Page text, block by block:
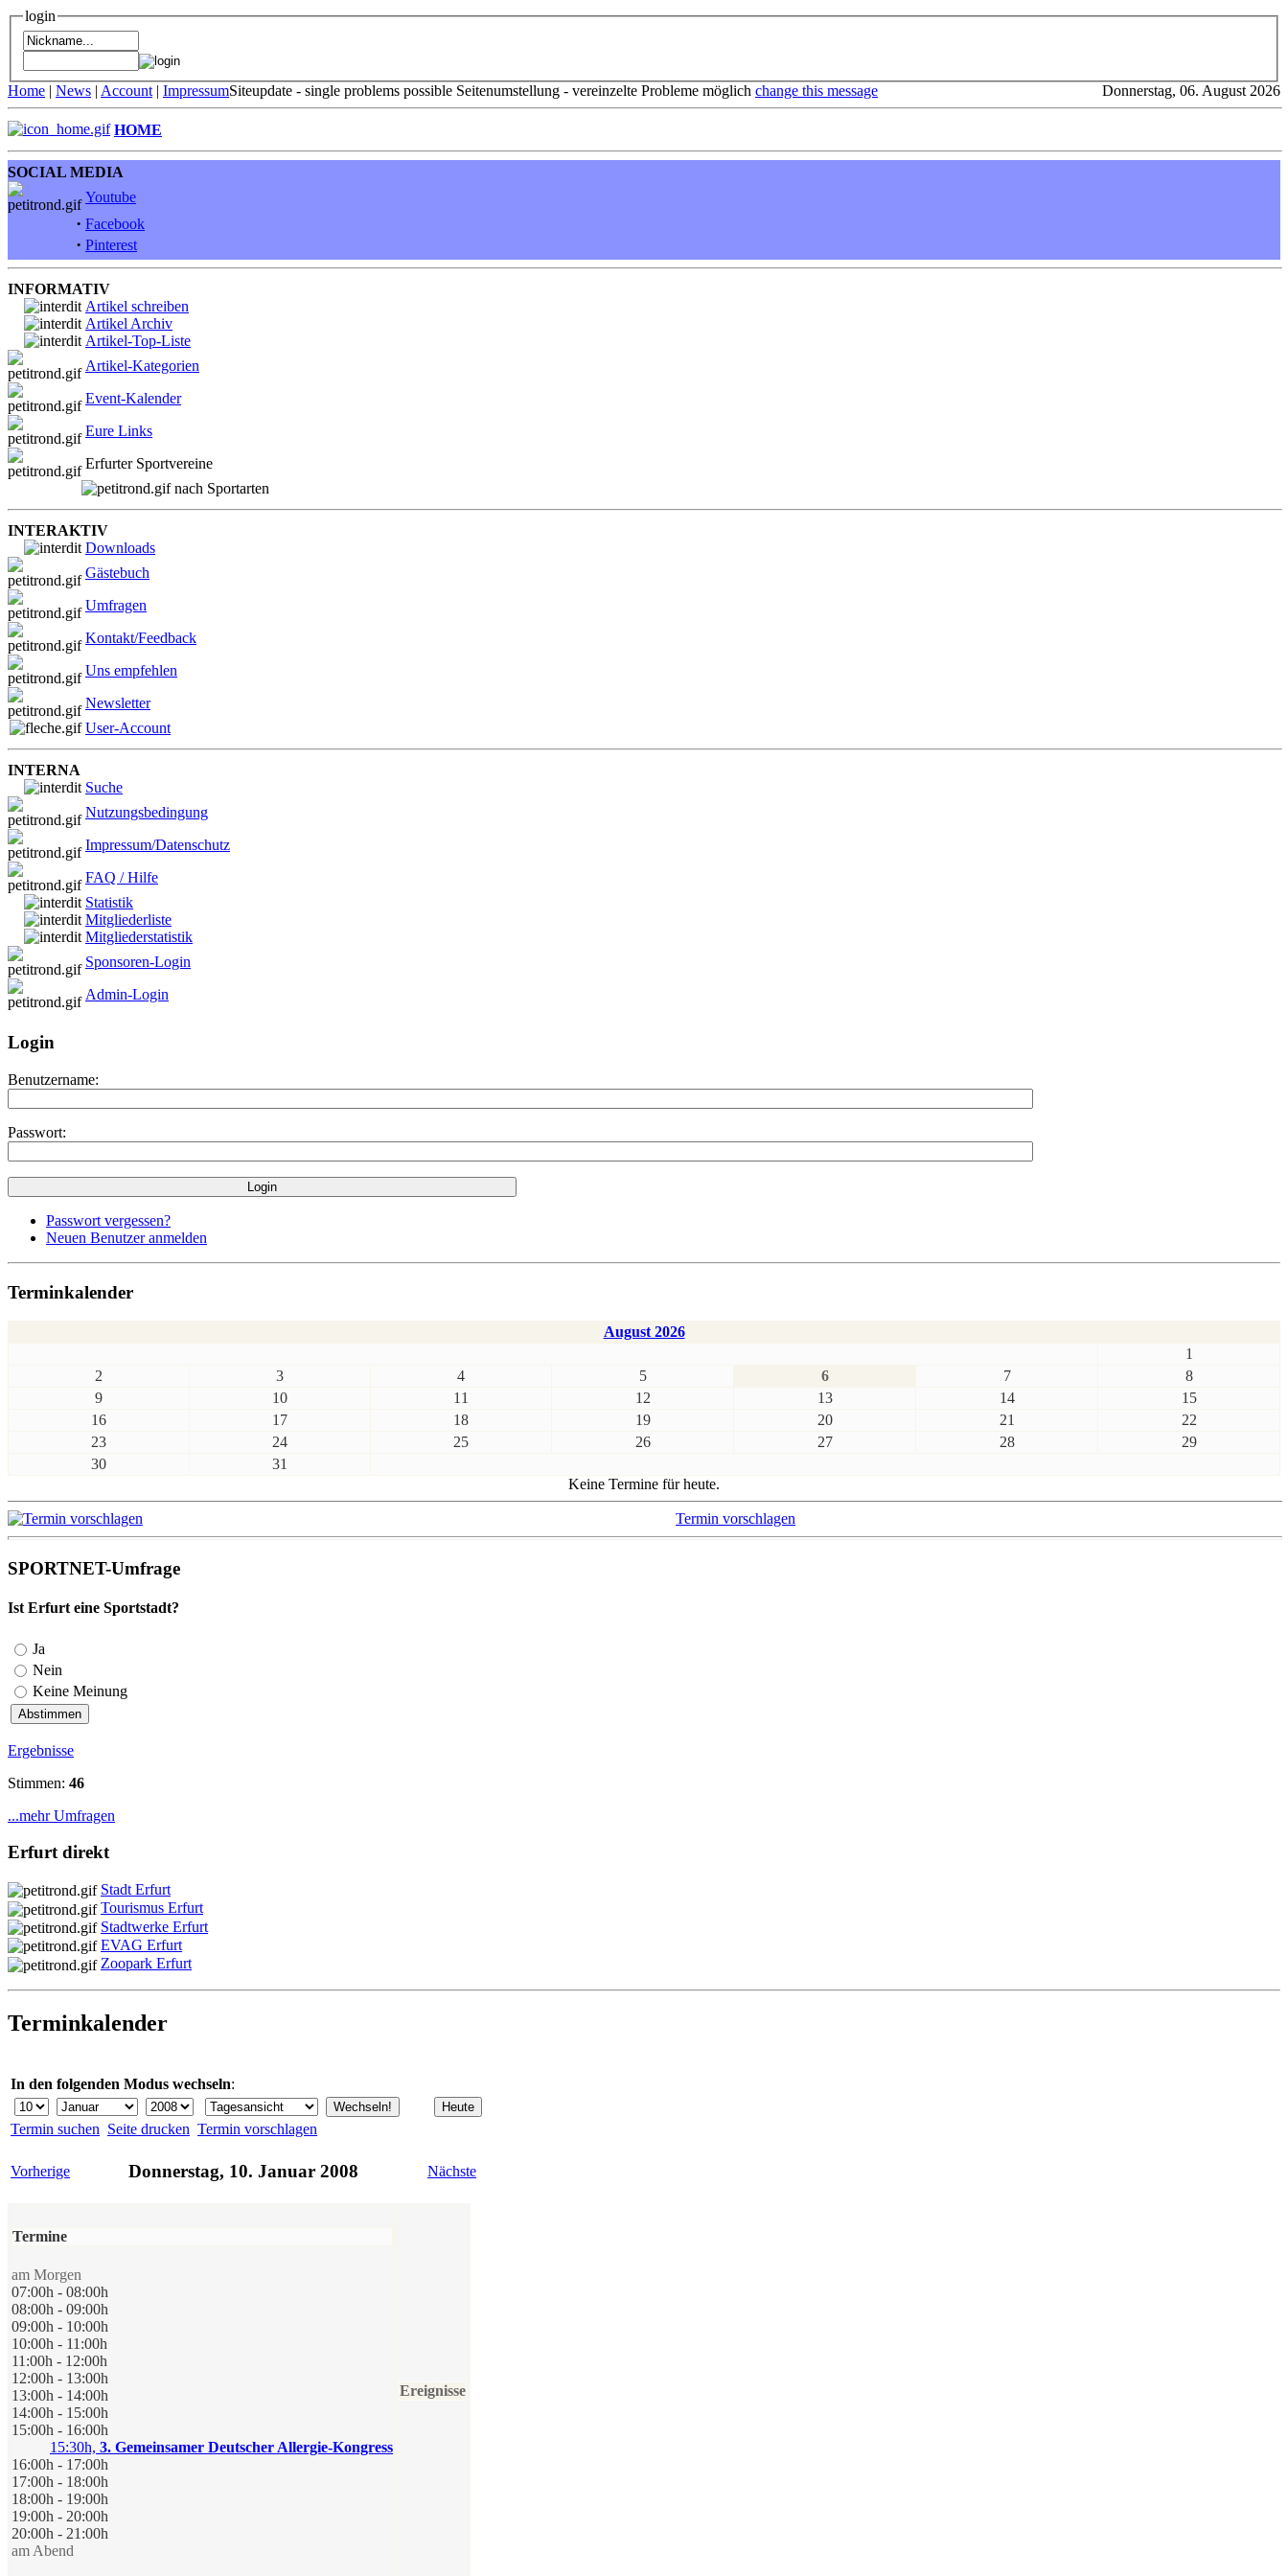
login
Home | News | Account | Impressum Donnerstag, 06. August 2026
Siteupdate - single problems possible Seitenumstellung - vereinzelte Probleme möglich change this message
HOME
SOCIAL MEDIA
Youtube
· Facebook
· Pinterest
INFORMATIV
Artikel schreiben
Artikel Archiv
Artikel-Top-Liste
Artikel-Kategorien
Event-Kalender
Eure Links
Erfurter Sportvereine
nach Sportarten
INTERAKTIV
Downloads
Gästebuch
Umfragen
Kontakt/Feedback
Uns empfehlen
Newsletter
User-Account
INTERNA
Suche
Nutzungsbedingung
Impressum/Datenschutz
FAQ / Hilfe
Statistik
Mitgliederliste
Mitgliederstatistik
Sponsoren-Login
Admin-Login
Login
Benutzername:
Passwort:
Passwort vergessen?
Neuen Benutzer anmelden
Terminkalender
August 2026
1
2
3 4 5 6 7
8
9
10 11 12 13 14
15
16
17 18 19 20 21
22
23
24 25 26 27 28
29
30
31
Keine Termine für heute.
Termin vorschlagen
SPORTNET-Umfrage
Ist Erfurt eine Sportstadt?
Ja
Nein
Keine Meinung
Ergebnisse
Stimmen: 46
...mehr Umfragen
Erfurt direkt
Stadt Erfurt
Tourismus Erfurt
Stadtwerke Erfurt
EVAG Erfurt
Zoopark Erfurt
Terminkalender
In den folgenden Modus wechseln:
Termin suchen Seite drucken Termin vorschlagen
Vorherige Donnerstag, 10. Januar 2008 Nächste
Termine
am Morgen
07:00h - 08:00h
08:00h - 09:00h
09:00h - 10:00h
10:00h - 11:00h
11:00h - 12:00h
12:00h - 13:00h
13:00h - 14:00h
14:00h - 15:00h
15:00h - 16:00h
15:30h, 3. Gemeinsamer Deutscher Allergie-Kongress
16:00h - 17:00h
17:00h - 18:00h
18:00h - 19:00h
19:00h - 20:00h
20:00h - 21:00h
am Abend
Ereignisse